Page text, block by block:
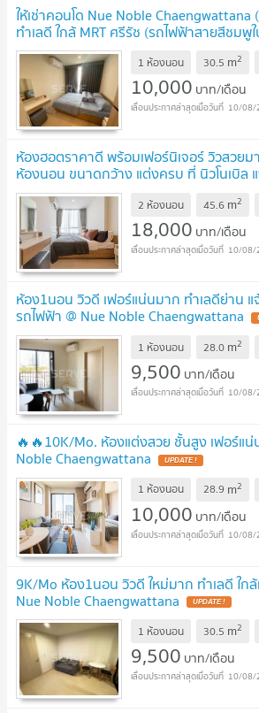
ให้เช่าคอนโด Nue Noble Chaengwattana
ทำเลดี ใกล้ MRT ศรีรัช (รถไฟฟ้าสายสีชมพู
1 ห้องนอน 30.5 m2
10,000 บาท/เดือน
10/08/
ห้องฮอตราคาดี พร้อมเฟอร์นิเจอร์ วิวสวย
ห้องนอน ขนาดกว้าง แต่งครบ ที่ นิวโนเบิล
อยู่ UPDATE !
2 ห้องนอน 45.6 m2
18,000 บาท/เดือน
10/08/
ห้อง1นอน วิวดี เฟอร์แน่นมาก ทำเลดีย่าน
รถไฟฟ้า @ Nue Noble Chaengwattana
1 ห้องนอน 28.0 m2
9,500 บาท/เดือน
10/08/
🔥🔥10K/Mo. ห้องแต่งสวย ชั้นสูง เฟอร์แ
Noble Chaengwattana UPDATE !
1 ห้องนอน 28.9 m2
10,000 บาท/เดือน
10/08/
9K/Mo ห้อง1นอน วิวดี ใหม่มาก ทำเลดี ใก
Nue Noble Chaengwattana UPDATE !
1 ห้องนอน 30.5 m2
9,500 บาท/เดือน
10/08/